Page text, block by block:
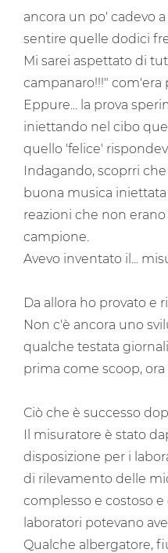
ancora un po' cadevo
sentire quelle dodici
Mi sarei aspettato di
campanaro!!!" com'era
Eppure... la prova
iniettando nel cibo
quello 'felice'
Indagando, scoprri
buona musica
reazioni che non
campione.
Avevo inventato il...
Da allora ho provato e
Non c'è ancora uno
qualche testata
prima come scoop,
Ciò che è successo
Il misuratore è stato
disposizione per i
di rilevamento delle
complesso e costoso
laboratori potevano
Qualche albergatore,